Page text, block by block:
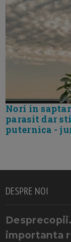
Nori in
parasit dar
puternica -
DESPRE NOI
importanta